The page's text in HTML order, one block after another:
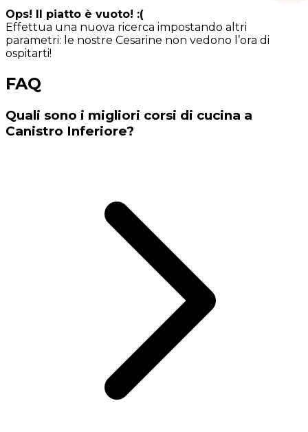
Ops! Il piatto è vuoto! :(
Effettua una nuova ricerca impostando altri
parametri: le nostre Cesarine non vedono l’ora di
ospitarti!
FAQ
Quali sono i migliori corsi di cucina a
Canistro Inferiore?